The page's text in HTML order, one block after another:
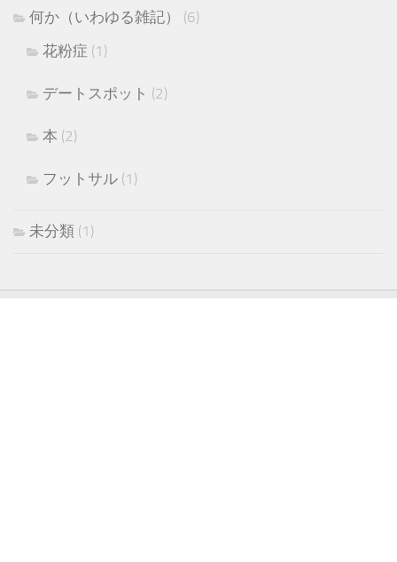
何か（いわゆる雑記）
(6)
花粉症 (1)
デートスポット (2)
本 (2)
フットサル (1)
未分類 (1)